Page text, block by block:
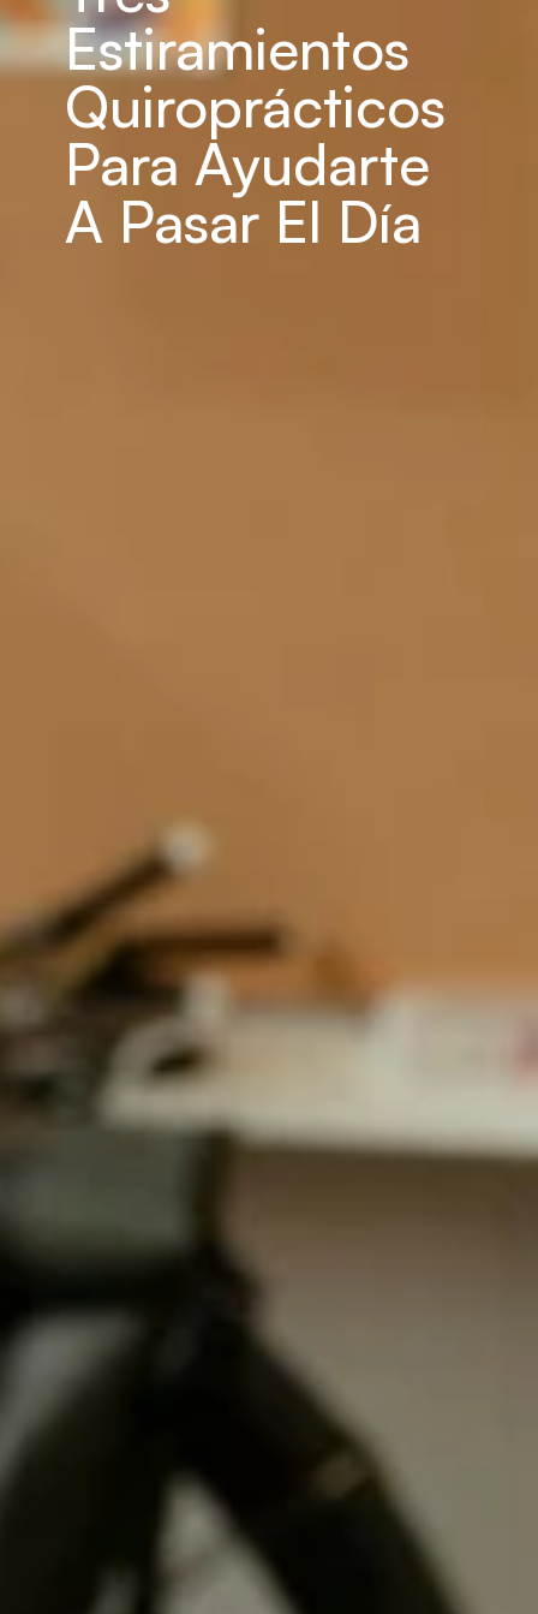
Estiramientos
Quiroprácticos
Para Ayudarte
A Pasar El Día